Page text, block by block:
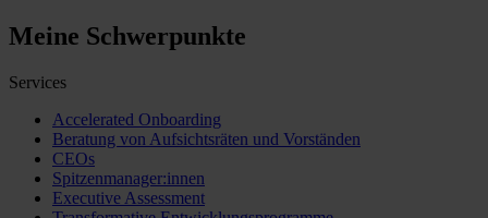
Meine Schwerpunkte
Services
Accelerated Onboarding
Beratung von Aufsichtsräten und Vorständen
CEOs
Spitzenmanager:innen
Executive Assessment